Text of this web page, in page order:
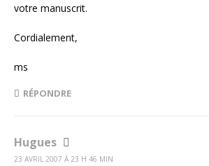
votre manuscrit.
Cordialement,
ms
RÉPONDRE
Hugues
23 AVRIL 2007 Á 23 H 46 MIN